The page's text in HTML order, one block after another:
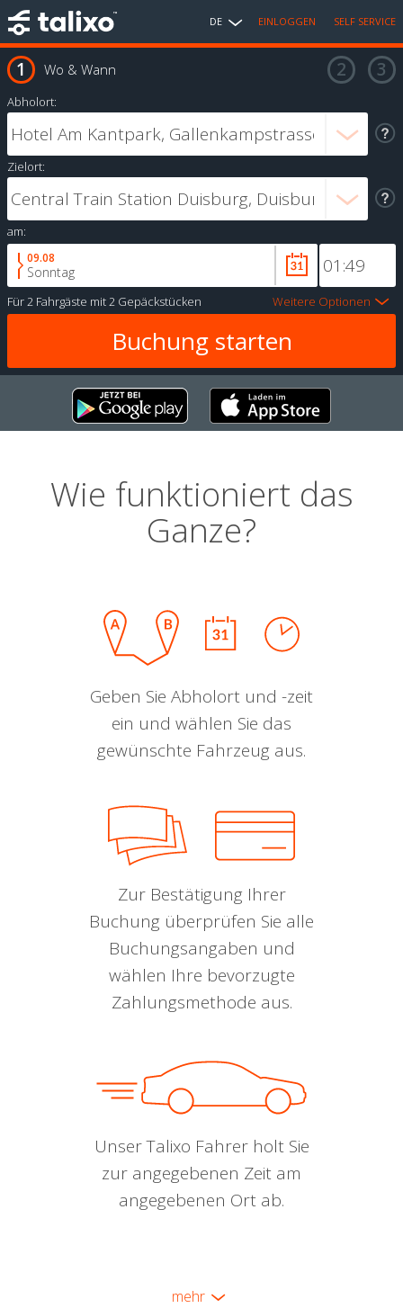
DE EINLOGGEN SELF SERVICE
Wo & Wann
Abholort:
Zielort:
am:
09.08
Sonntag
Für2 Fahrgäste mit2 Gepäckstücken Weitere Optionen
Wie funktioniert das
Ganze?
Geben Sie Abholort und -zeit
ein und wählen Sie das
gewünschte Fahrzeug aus.
Zur Bestätigung Ihrer
Buchung überprüfen Sie alle
Buchungsangaben und
wählen Ihre bevorzugte
Zahlungsmethode aus.
Unser Talixo Fahrer holt Sie
zur angegebenen Zeit am
angegebenen Ort ab.
mehr